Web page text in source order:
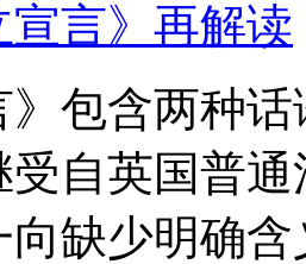
言》再解读
》包含两种
受自英国普
缺少明确